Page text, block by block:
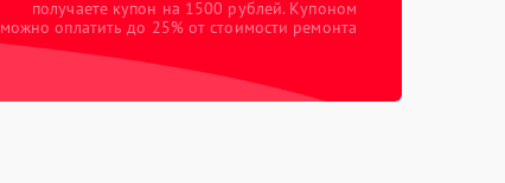
получаете купон на 1500 рублей. Купоном
можно оплатить до 25% от стоимости ремонта